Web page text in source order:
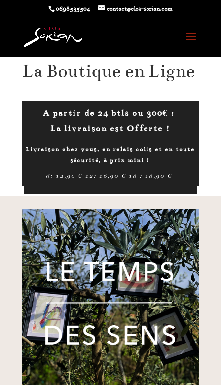
0698535504 contact@clos-sorian.com
La Boutique en Ligne
A partir de 24 btls ou 300€ :
La livraison est Offerte !
Livraison chez vous, en relais colis et en toute
sécurité, à prix mini !
6: 12,90 € 12: 16,90 € 18 : 18,90 €